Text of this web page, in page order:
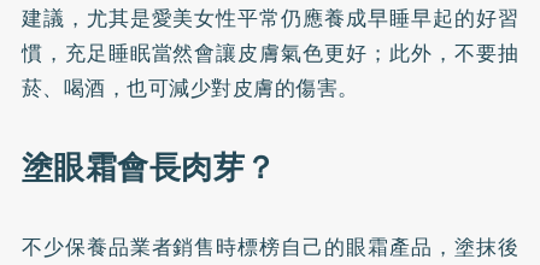
建議，尤其是愛美女性平常仍應養成早睡早起的好習
慣，充足睡眠當然會讓皮膚氣色更好；此外，不要抽
菸、喝酒，也可減少對皮膚的傷害。
塗眼霜會長肉芽？
不少保養品業者銷售時標榜自己的眼霜產品，塗抹後